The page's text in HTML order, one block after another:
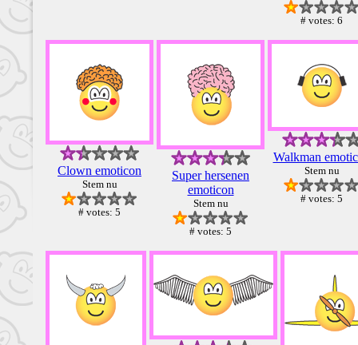
# votes: 6
Clown emoticon
Stem nu
# votes: 5
Super hersenen
emoticon
Stem nu
# votes: 5
Walkman
Stem nu
# votes: 5